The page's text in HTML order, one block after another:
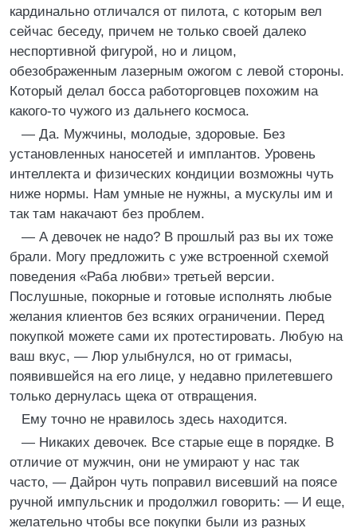
кардинально отличался от пилота, с которым вел
сейчас беседу, причем не только своей далеко
неспортивной фигурой, но и лицом,
обезображенным лазерным ожогом с левой стороны.
Который делал босса работорговцев похожим на
какого-то чужого из дальнего космоса.
— Да. Мужчины, молодые, здоровые. Без
установленных наносетей и имплантов. Уровень
интеллекта и физических кондиции возможны чуть
ниже нормы. Нам умные не нужны, а мускулы им и
так там накачают без проблем.
— А девочек не надо? В прошлый раз вы их тоже
брали. Могу предложить с уже встроенной схемой
поведения «Раба любви» третьей версии.
Послушные, покорные и готовые исполнять любые
желания клиентов без всяких ограничении. Перед
покупкой можете сами их протестировать. Любую на
ваш вкус, — Люр улыбнулся, но от гримасы,
появившейся на его лице, у недавно прилетевшего
только дернулась щека от отвращения.
Ему точно не нравилось здесь находится.
— Никаких девочек. Все старые еще в порядке. В
отличие от мужчин, они не умирают у нас так
часто, — Дайрон чуть поправил висевший на поясе
ручной импульсник и продолжил говорить: — И еще,
желательно чтобы все покупки были из разных